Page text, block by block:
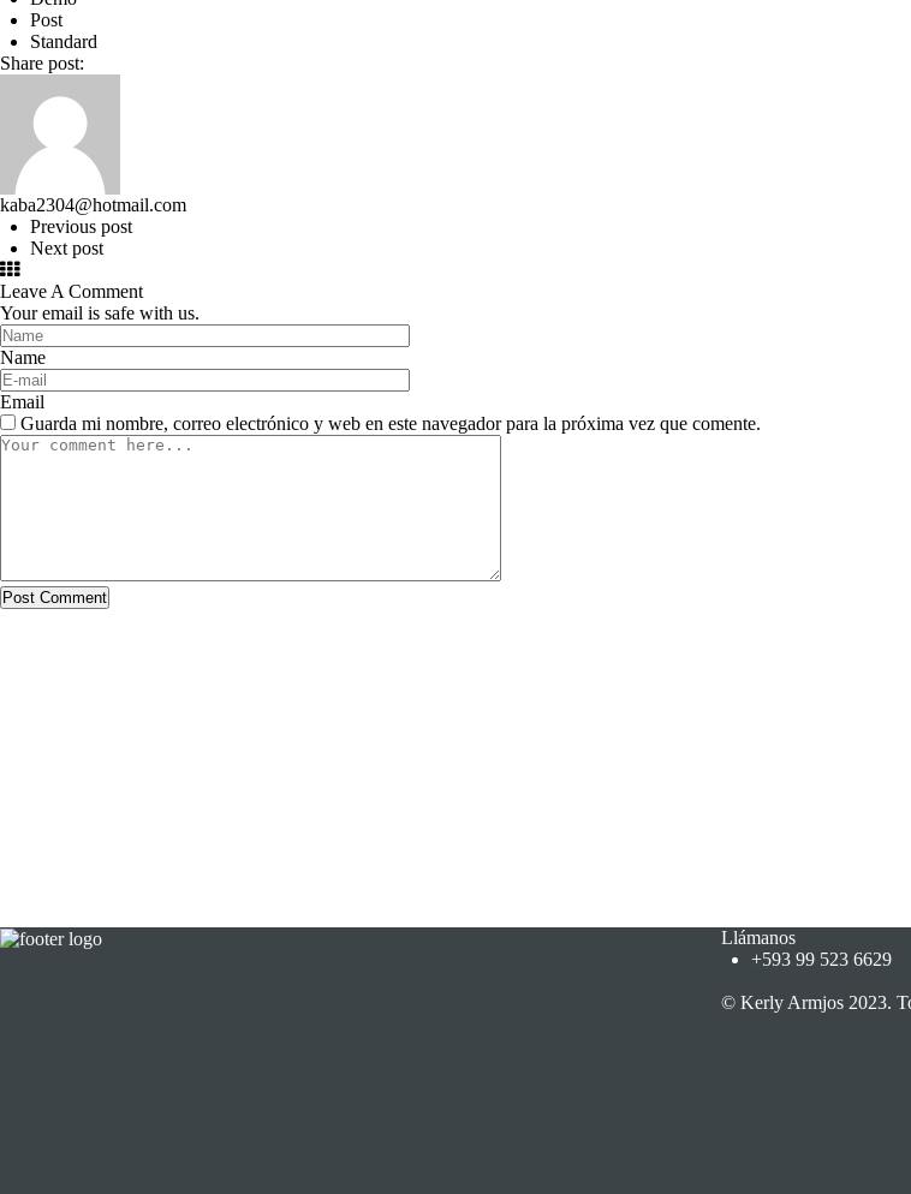
Post
Standard
Share post:
kaba2304@hotmail.com
Previous post
Next post
Leave A Comment
Your email is safe with us.
Name
Email
Guarda mi nombre, correo electrónico y web en este navegador para la próxima vez que comente.
Llámanos
+593 99 523 6629
© Kerly Armjos 2023.